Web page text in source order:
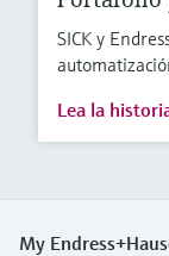
SICK y
Lea la
My